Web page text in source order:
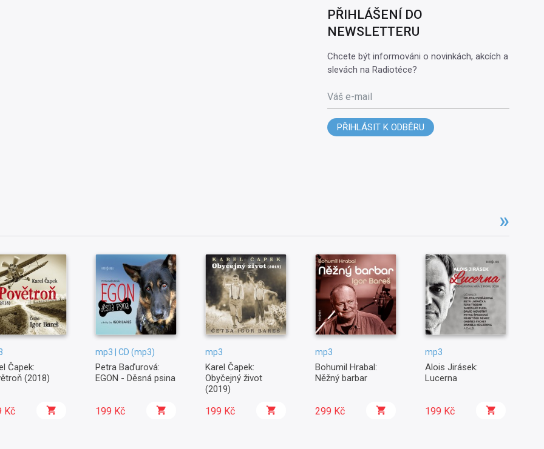
PŘIHLÁŠENÍ DO
NEWSLETTERU
Chcete být informováni o novinkách, akcích a
slevách na Radiotéce?
Váš e-mail
PŘIHLÁSIT K ODBĚRU
Čapek:
(2018)
Kč
mp3 | CD (mp3)
Petra Baďurová:
EGON - Děsná psina
199 Kč
mp3
Karel Čapek:
Obyčejný život
(2019)
199 Kč
mp3
Bohumil Hrabal:
Něžný barbar
299 Kč
mp3
Alois Jirásek:
Lucerna
199 Kč